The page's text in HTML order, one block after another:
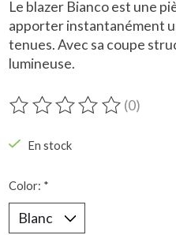
Le blazer Bianco est une
apporter instantanément
tenues. Avec sa coupe
lumineuse.
Ce produit est évalué à
(0)
En stock
Color: *